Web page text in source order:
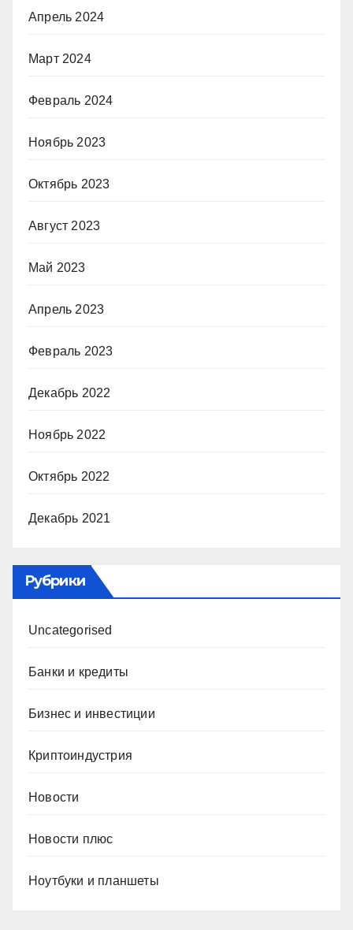
Апрель 2024
Март 2024
Февраль 2024
Ноябрь 2023
Октябрь 2023
Август 2023
Май 2023
Апрель 2023
Февраль 2023
Декабрь 2022
Ноябрь 2022
Октябрь 2022
Декабрь 2021
Рубрики
Uncategorised
Банки и кредиты
Бизнес и инвестиции
Криптоиндустрия
Новости
Новости плюс
Ноутбуки и планшеты